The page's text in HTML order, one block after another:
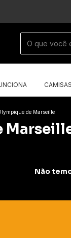
CAMISAS
de Marseille
Não